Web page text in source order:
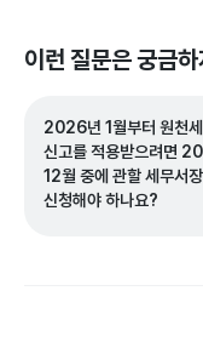
이런 질문은 궁금
2026년 1월부터 원천
신고를 적용받으려면
12월 중에 관할 세무서
신청해야 하나요?